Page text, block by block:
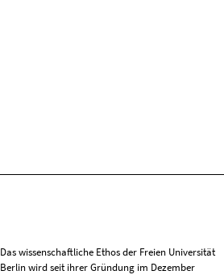
Das wissenschaftliche Ethos der Freien Universität
Berlin wird seit ihrer Gründung im Dezember